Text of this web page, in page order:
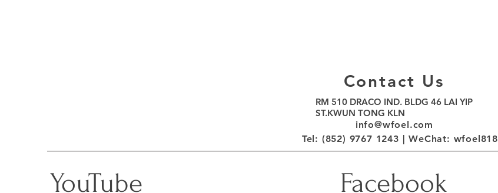
Contact Us
RM 510 DRACO IND. BLDG 46 LAI YIP
ST.KWUN TONG KLN
info@wfoel.com
Tel: (852) 9767 1243 |WeChat: wfoel818
YouTube Facebook